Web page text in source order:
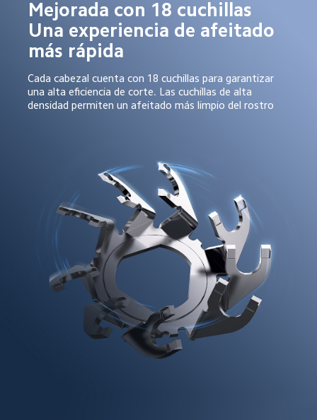
Mejorada con 18 cuchillas
Una experiencia de afeitado
más rápida
Cada cabezal cuenta con 18 cuchillas para garantizar
una alta eficiencia de corte. Las cuchillas de alta
densidad permiten un afeitado más limpio del rostro